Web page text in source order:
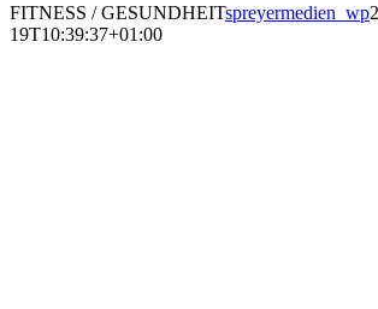
FITNESS / GESUNDHEITspreyermedien_wp
19T10:39:37+01:00